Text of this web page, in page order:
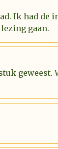
Ik had de
gaan.